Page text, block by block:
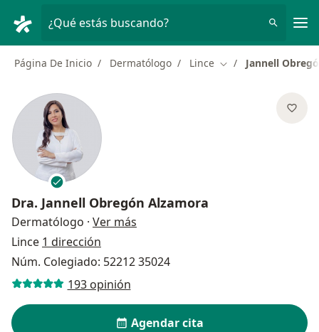
¿Qué estás buscando?
Página De Inicio Dermatólogo Lince Cambiar de ciudad
Jannell
Dra. Jannell Obregón Alzamora
Dermatólogo · Ver más
Lince 1 dirección
Núm. Colegiado: 52212 35024
193 opinión
Agendar cita